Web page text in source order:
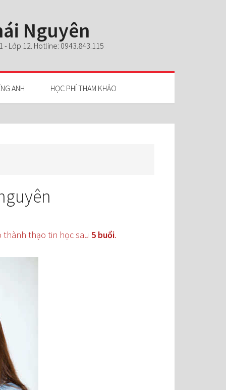
Nguyên
- Lớp 12. Hotline: 0943.843.115
ANH HỌC PHÍ THAM KHẢO
thành thạo tin học sau 5 buổi.